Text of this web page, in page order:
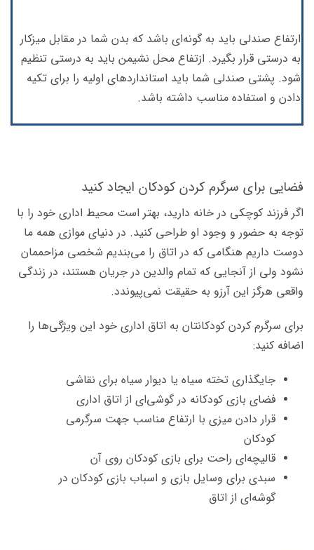
ارتفاع صندلی باید به گونه‌ای باشد که بدن شما در مقابل میزکار
به درستی قرار بگیرد. ازتفاع محل نشیمن باید به درستی تنظیم
شود. پشتی صندلی شما باید استانداردهای اولیه را برای تکیه
دادن و استفاده مناسب داشته باشد.
فضایی برای سرگرم کردن کودکان ایجاد کنید
اگر فرزند کوچکی در خانه دارید، بهتر است محیط اداری خود را با
توجه به حضور و وجود او طراحی کنید. در دنیای موازی همه ما
دوست داریم هنگامی که در اتاق را می‌بندیم شخصی مزاحممان
نشود ولی از آنجایی که تمام والدین در جریان هستند، در زندگی
واقعی هرگز این آرزو به حقیقت نمی‌پیوندد.
برای سرگرم کردن کودکانتان به اتاق اداری خود این ویژگی‌ها را
اضافه کنید:
جایگذاری تخته سیاه یا دیوار سیاه برای نقاشی
فضای بازی کودکانه در گوشی‌ای از اتاق اداری
قرار دادن میزی با ارتفاع مناسب جهت سرگرمی
کودکان
قالیچه‌ای راحت برای بازی کودکان روی آن
سبدی برای وسایل بازی و اسباب بازی کودکان در
گوشه‌ای از اتاق